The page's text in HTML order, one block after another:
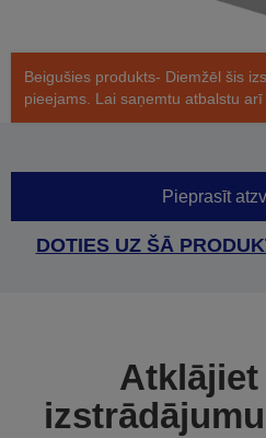
Beigušies produkts- Diemžēl šis
pieejams. Lai saņemtu atbalstu
Pieprasīt
DOTIES UZ ŠĀ